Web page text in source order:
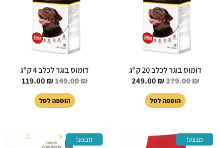
דומוס בוגר לכלב 20 ק"ג
279.00₪
249.00 ₪
הוספה לסל
דומוס בוגר לכלב 4 ק"ג
149.00₪
119.00 ₪
הוספה לסל
מבצע!
המחיר
המקורי
מבצע!
המקורי
הנוכחי